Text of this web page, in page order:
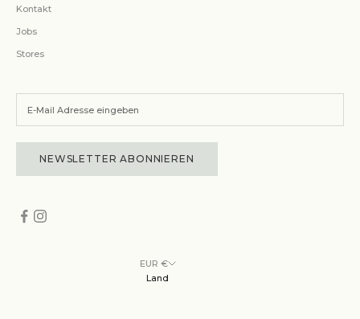
Kontakt
Jobs
Stores
NEWSLETTER ABONNIEREN
EUR €
Land